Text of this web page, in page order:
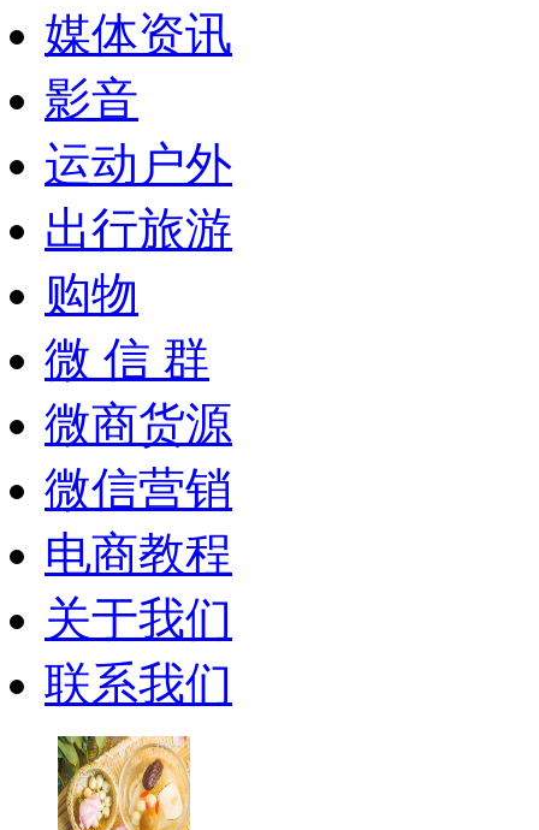
媒体资讯
影音
运动户外
出行旅游
购物
微 信 群
微商货源
微信营销
电商教程
关于我们
联系我们